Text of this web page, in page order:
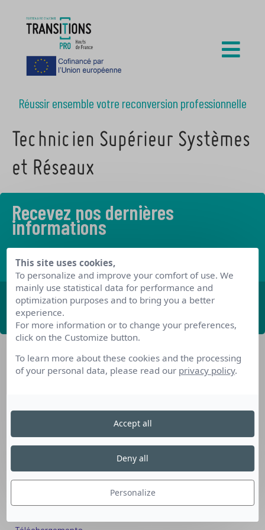
Réussir ensemble votre reconversion professionnelle
Technicien Supérieur Systèmes
et Réseaux
Recevez nos dernières
informations
ABONNEZ-VOUS
Nos dispositifs pour se reconvertir
Nos solutions aux entreprises
Solution Seniors+
Nos services aux organismes de formation
This site uses cookies,
To personalize and improve your comfort of use. We
mainly use statistical data for performance and
optimization purposes and to bring you a better
experience.
For more information or to change your preferences,
click on the Customize button.
To learn more about these cookies and the processing
of your personal data, please read our privacy policy.
Personalize
Deny all
Accept all